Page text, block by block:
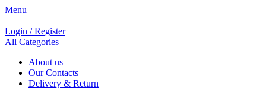
Menu
Login / Register
All Categories
About us
Our Contacts
Delivery & Return